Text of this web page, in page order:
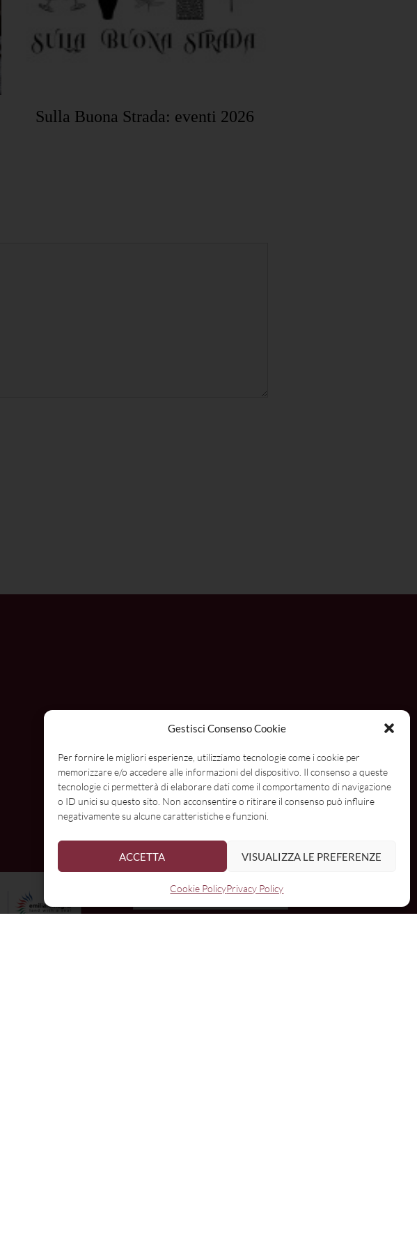
Gestisci Consenso Cookie
Per fornire le migliori esperienze, utilizziamo tecnologie come i cookie per
memorizzare e/o accedere alle informazioni del dispositivo. Il consenso a queste
tecnologie ci permetterà di elaborare dati come il comportamento di navigazione
o ID unici su questo sito. Non acconsentire o ritirare il consenso può influire
negativamente su alcune caratteristiche e funzioni.
ACCETTA VISUALIZZA LE PREFERENZE
Cookie PolicyPrivacy Policy
Sulla Buona Strada: eventi 2026
Nome